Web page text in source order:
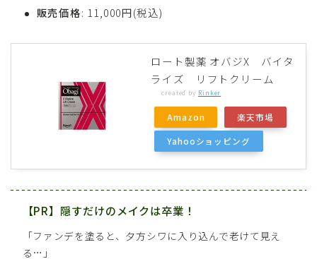
販売価格: 11,000円(税込)
ロート製薬 オバジX バイタ
ライズ リフトクリーム
created by Rinker
Amazon 楽天市場
Yahooショッピング
【PR】隠すだけのメイクは卒業！
「ファンデを塗ると、夕方シワに入り込んで老けて見え
る…」